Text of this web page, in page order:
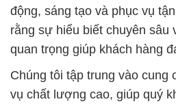
động, sáng tạo và phục vụ
rằng sự hiểu biết chuyên sâu
quan trọng giúp khách hàng
Chúng tôi tập trung vào cung
vụ chất lượng cao, giúp quý